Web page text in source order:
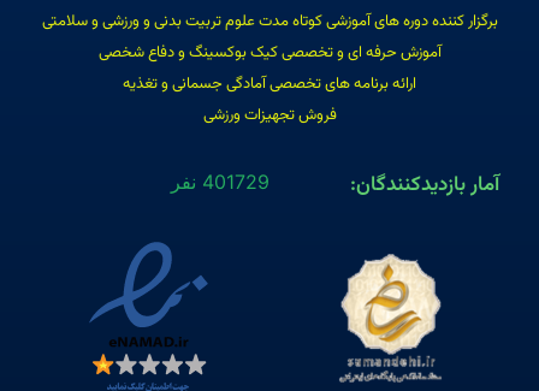
برگزار کننده دوره های آموزشی کوتاه مدت علوم تربیت بدنی و ورزشی و سلامتی
آموزش حرفه ای و تخصصی کیک بوکسینگ و دفاع شخصی
ارائه برنامه های تخصصی آمادگی جسمانی و تغذیه
فروش تجهیزات ورزشی
آمار بازدیدکنندگان: 401729 نفر